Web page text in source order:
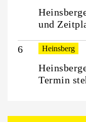
und
Heinsberg
Termin